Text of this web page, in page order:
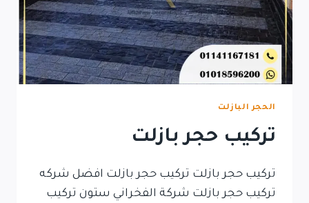
الحجر البازلت
تركيب حجر بازلت
تركيب حجر بازلت تركيب حجر بازلت افضل شركه
تركيب حجر بازلت شركة الفخراني ستون تركيب